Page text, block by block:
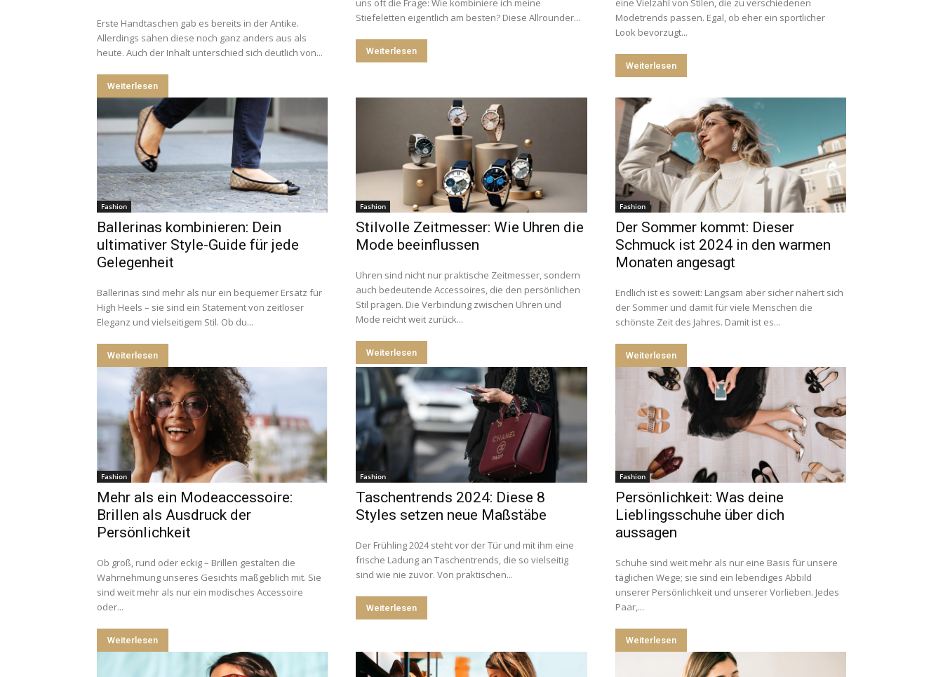
Erste Handtaschen gab es bereits in der Antike.
Allerdings sahen diese noch ganz anders aus als
heute. Auch der Inhalt unterschied sich deutlich von...
Weiterlesen
uns oft die Frage: Wie kombiniere ich meine
Stiefeletten eigentlich am besten? Diese Allrounder...
Weiterlesen
eine Vielzahl von Stilen, die zu verschiedenen
Modetrends passen. Egal, ob eher ein sportlicher
Look bevorzugt...
Weiterlesen
Fashion
Ballerinas kombinieren: Dein
ultimativer Style-Guide für jede
Gelegenheit
Ballerinas sind mehr als nur ein bequemer Ersatz für
High Heels – sie sind ein Statement von zeitloser
Eleganz und vielseitigem Stil. Ob du...
Weiterlesen
Fashion
Stilvolle Zeitmesser: Wie Uhren die
Mode beeinflussen
Uhren sind nicht nur praktische Zeitmesser, sondern
auch bedeutende Accessoires, die den persönlichen
Stil prägen. Die Verbindung zwischen Uhren und
Mode reicht weit zurück...
Weiterlesen
Fashion
Der Sommer kommt: Dieser
Schmuck ist 2024 in den warmen
Monaten angesagt
Endlich ist es soweit: Langsam aber sicher nähert sich
der Sommer und damit für viele Menschen die
schönste Zeit des Jahres. Damit ist es...
Weiterlesen
Fashion
Mehr als ein Modeaccessoire:
Brillen als Ausdruck der
Persönlichkeit
Ob groß, rund oder eckig – Brillen gestalten die
Wahrnehmung unseres Gesichts maßgeblich mit. Sie
sind weit mehr als nur ein modisches Accessoire
oder...
Weiterlesen
Fashion
Taschentrends 2024: Diese 8
Styles setzen neue Maßstäbe
Der Frühling 2024 steht vor der Tür und mit ihm eine
frische Ladung an Taschentrends, die so vielseitig
sind wie nie zuvor. Von praktischen...
Weiterlesen
Fashion
Persönlichkeit: Was deine
Lieblingsschuhe über dich
aussagen
Schuhe sind weit mehr als nur eine Basis für unsere
täglichen Wege; sie sind ein lebendiges Abbild
unserer Persönlichkeit und unserer Vorlieben. Jedes
Paar,...
Weiterlesen